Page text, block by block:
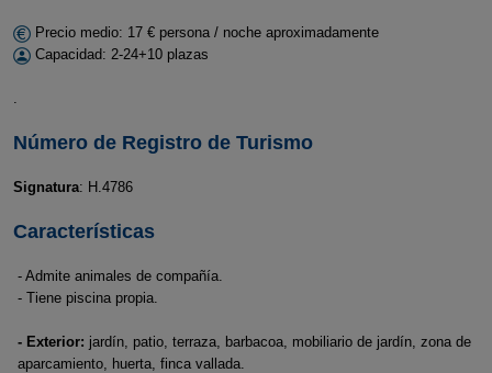
Precio medio: 17 € persona / noche aproximadamente
Capacidad: 2-24+10 plazas
.
Número de Registro de Turismo
Signatura: H.4786
Características
- Admite animales de compañía.
- Tiene piscina propia.
- Exterior: jardín, patio, terraza, barbacoa, mobiliario de jardín, zona de
aparcamiento, huerta, finca vallada.